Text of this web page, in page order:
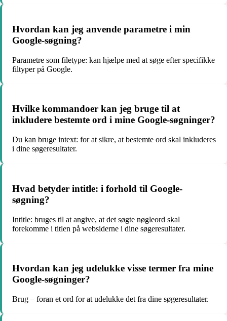
Hvordan kan jeg anvende parametre i min
Google-søgning?
Parametre som filetype: kan hjælpe med at søge efter specifikke
filtyper på Google.
Hvilke kommandoer kan jeg bruge til at
inkludere bestemte ord i mine Google-søgninger?
Du kan bruge intext: for at sikre, at bestemte ord skal inkluderes
i dine søgeresultater.
Hvad betyder intitle: i forhold til Google-
søgning?
Intitle: bruges til at angive, at det søgte nøgleord skal
forekomme i titlen på websiderne i dine søgeresultater.
Hvordan kan jeg udelukke visse termer fra mine
Google-søgninger?
Brug – foran et ord for at udelukke det fra dine søgeresultater.